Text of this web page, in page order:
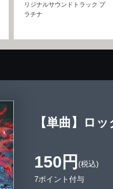
リジナルサウンドトラック プ
ラチナ
【単曲】ロ
150円 (税込)
7ポイント付与